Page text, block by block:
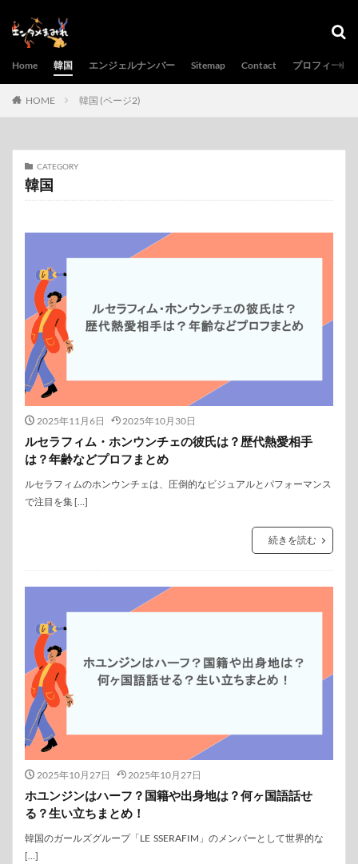
Home 韓国 エンジェルナンバー Sitemap Contact プロフィール
HOME 韓国 (ページ2)
CATEGORY
韓国
2025年11月6日 2025年10月30日
ルセラフィム・ホンウンチェの彼氏は？歴代熱愛相手
は？年齢などプロフまとめ
ルセラフィムのホンウンチェは、圧倒的なビジュアルとパフォーマンス
で注目を集 […]
続きを読む
2025年10月27日 2025年10月27日
ホユンジンはハーフ？国籍や出身地は？何ヶ国語話せ
る？生い立ちまとめ！
韓国のガールズグループ「LE SSERAFIM」のメンバーとして世界的な
[…]